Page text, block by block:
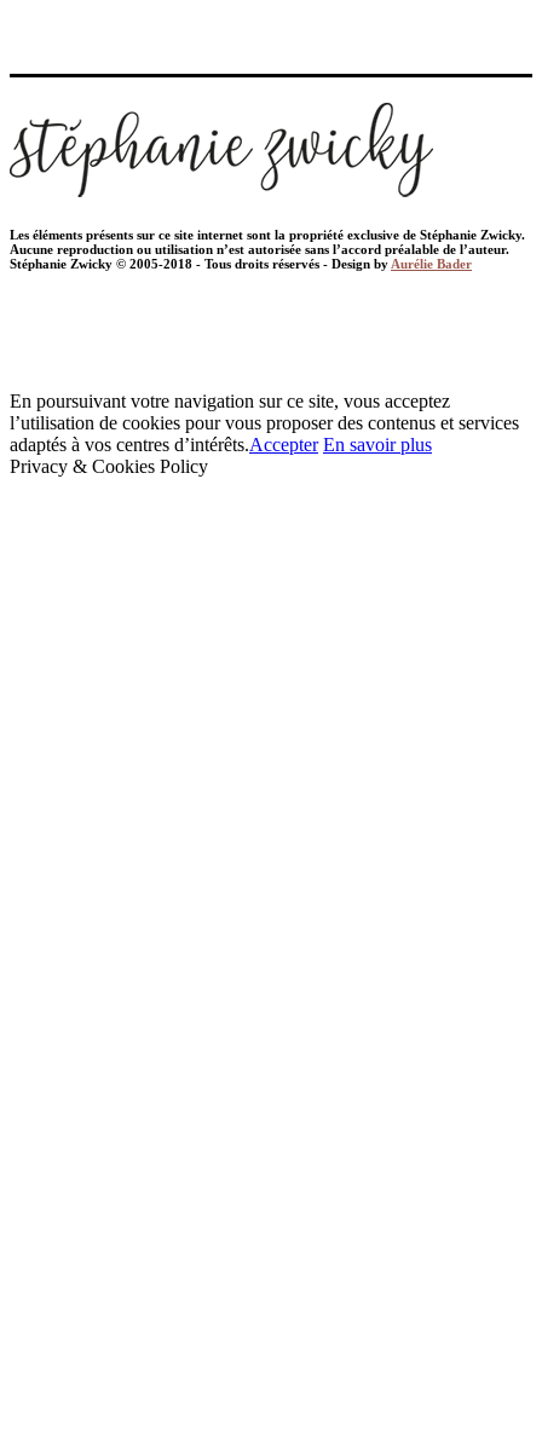
Les éléments présents sur ce site internet sont la propriété exclusive de Stéphanie Zwicky.
Aucune reproduction ou utilisation n’est autorisée sans l’accord préalable de l’auteur.
Stéphanie Zwicky © 2005-2018 - Tous droits réservés - Design by Aurélie Bader
En poursuivant votre navigation sur ce site, vous acceptez
l’utilisation de cookies pour vous proposer des contenus et services
adaptés à vos centres d’intérêts.Accepter En savoir plus
Privacy & Cookies Policy